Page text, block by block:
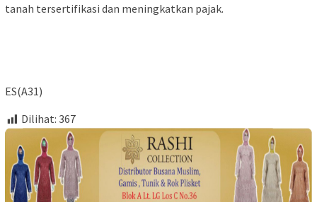
tanah tersertifikasi dan meningkatkan pajak.
ES(A31)
Dilihat: 367